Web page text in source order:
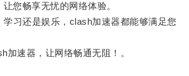
您畅享无忧的网络体验。
习还是娱乐，clash加速器都能够满足您
速器，让网络畅通无阻！。